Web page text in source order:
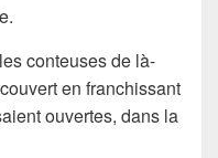
conteusesde là-
en franchissant
ouvertes, dans la